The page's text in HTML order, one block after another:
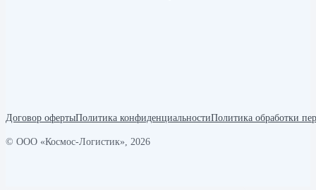
Договор офертыПолитика конфиденциальностиПолитика обработки
© ООО «Космос-Логистик», 2026